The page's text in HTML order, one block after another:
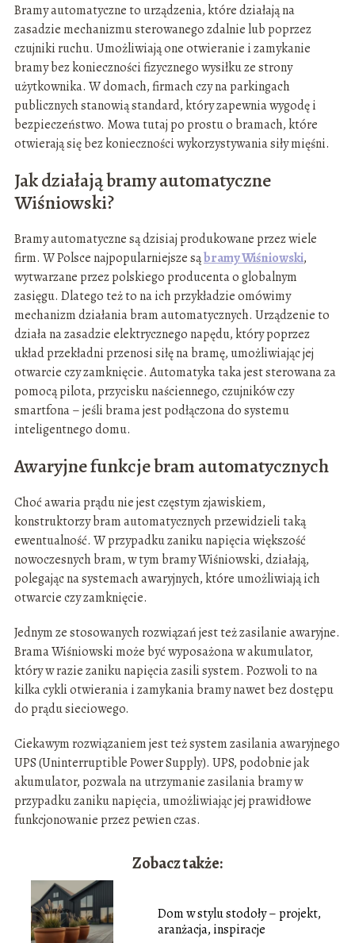
Bramy automatyczne to urządzenia, które działają na
zasadzie mechanizmu sterowanego zdalnie lub poprzez
czujniki ruchu. Umożliwiają one otwieranie i zamykanie
bramy bez konieczności fizycznego wysiłku ze strony
użytkownika. W domach, firmach czy na parkingach
publicznych stanowią standard, który zapewnia wygodę i
bezpieczeństwo. Mowa tutaj po prostu o bramach, które
otwierają się bez konieczności wykorzystywania siły mięśni.
Jak działają bramy automatyczne
Wiśniowski?
Bramy automatyczne są dzisiaj produkowane przez wiele
firm. W Polsce najpopularniejsze sąbramy Wiśniowski,
wytwarzane przez polskiego producenta o globalnym
zasięgu. Dlatego też to na ich przykładzie omówimy
mechanizm działania bram automatycznych. Urządzenie to
działa na zasadzie elektrycznego napędu, który poprzez
układ przekładni przenosi siłę na bramę, umożliwiając jej
otwarcie czy zamknięcie. Automatyka taka jest sterowana za
pomocą pilota, przycisku naściennego, czujników czy
smartfona – jeśli brama jest podłączona do systemu
inteligentnego domu.
Awaryjne funkcje bram automatycznych
Choć awaria prądu nie jest częstym zjawiskiem,
konstruktorzy bram automatycznych przewidzieli taką
ewentualność. W przypadku zaniku napięcia większość
nowoczesnych bram, w tym bramy Wiśniowski, działają,
polegając na systemach awaryjnych, które umożliwiają ich
otwarcie czy zamknięcie.
Jednym ze stosowanych rozwiązań jest też zasilanie awaryjne.
Brama Wiśniowski może być wyposażona w akumulator,
który w razie zaniku napięcia zasili system. Pozwoli to na
kilka cykli otwierania i zamykania bramy nawet bez dostępu
do prądu sieciowego.
Ciekawym rozwiązaniem jest też system zasilania awaryjnego
UPS (Uninterruptible Power Supply). UPS, podobnie jak
akumulator, pozwala na utrzymanie zasilania bramy w
przypadku zaniku napięcia, umożliwiając jej prawidłowe
funkcjonowanie przez pewien czas.
Zobacz także:
Dom w stylu stodoły – projekt,
aranżacja, inspiracje